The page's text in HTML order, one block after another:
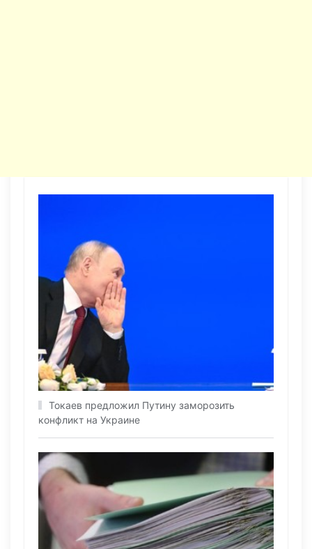
Токаев предложил Путину заморозить
конфликт на Украине